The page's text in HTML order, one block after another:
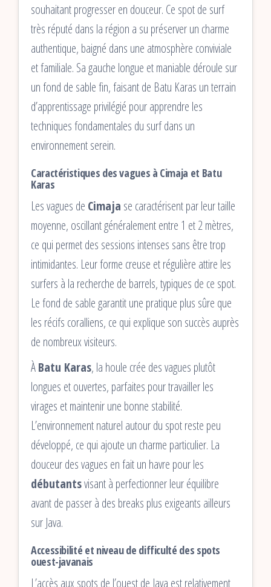
souhaitant progresser en douceur. Ce spot de surf
très réputé dans la région a su préserver un charme
authentique, baigné dans une atmosphère conviviale
et familiale. Sa gauche longue et maniable déroule sur
un fond de sable fin, faisant de Batu Karas un terrain
d’apprentissage privilégié pour apprendre les
techniques fondamentales du surf dans un
environnement serein.
Caractéristiques des vagues à Cimaja et Batu
Karas
Les vagues de Cimaja se caractérisent par leur taille
moyenne, oscillant généralement entre 1 et 2 mètres,
ce qui permet des sessions intenses sans être trop
intimidantes. Leur forme creuse et régulière attire les
surfers à la recherche de barrels, typiques de ce spot.
Le fond de sable garantit une pratique plus sûre que
les récifs coralliens, ce qui explique son succès auprès
de nombreux visiteurs.
ÀBatu Karas, la houle crée des vagues plutôt
longues et ouvertes, parfaites pour travailler les
virages et maintenir une bonne stabilité.
L’environnement naturel autour du spot reste peu
développé, ce qui ajoute un charme particulier. La
douceur des vagues en fait un havre pour les
débutantsvisant à perfectionner leur équilibre
avant de passer à des breaks plus exigeants ailleurs
sur Java.
Accessibilité et niveau de difficulté des spots
ouest-javanais
L’accès aux spots de l’ouest de Java est relativement